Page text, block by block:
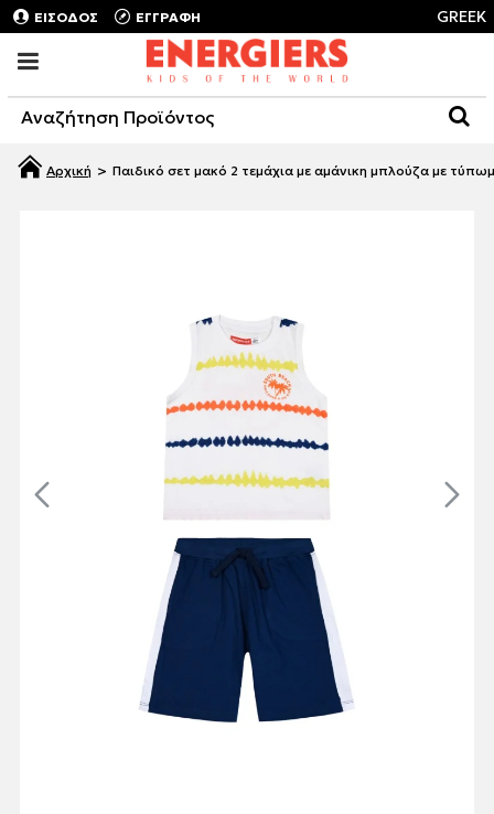
ΕΙΣΟΔΟΣ ΕΓΓΡΑΦΗ GREEK
Παιδικό σετ μακό 2 τεμάχια με αμάνικη μπλούζα με